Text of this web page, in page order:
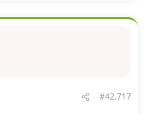
#42.717